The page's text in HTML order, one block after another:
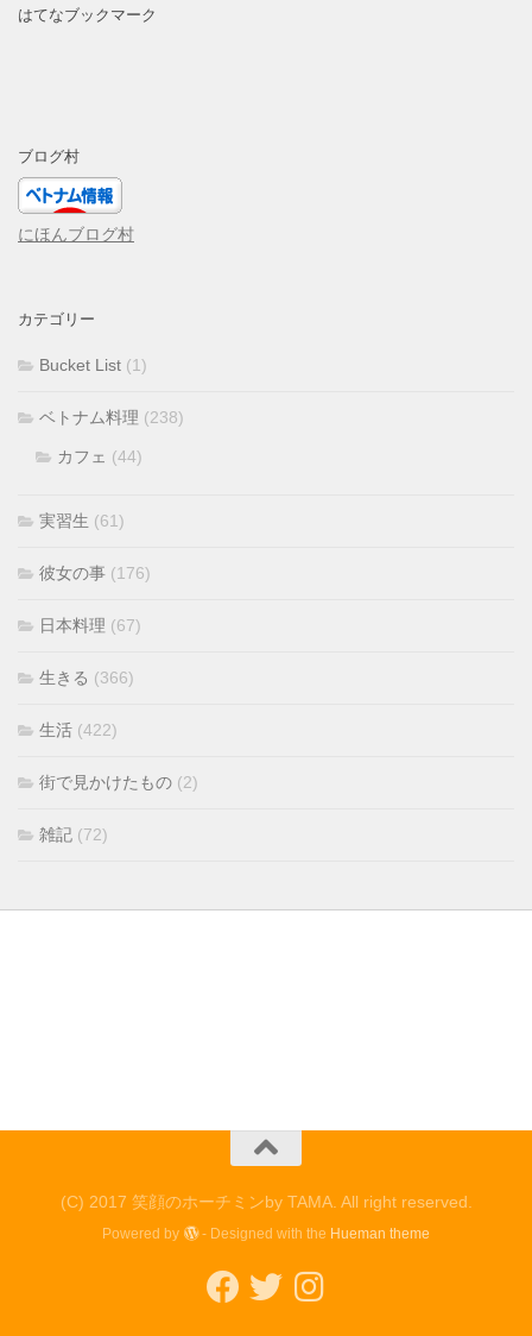
はてなブックマーク
ブログ村
にほんブログ村
カテゴリー
Bucket List (1)
ベトナム料理 (238)
カフェ (44)
実習生 (61)
彼女の事 (176)
日本料理 (67)
生きる (366)
生活 (422)
街で見かけたもの (2)
雑記 (72)
(C) 2017 笑顔のホーチミンby TAMA. All right reserved.
Powered by - Designed with the Hueman theme